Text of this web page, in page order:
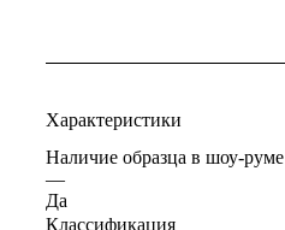
Характеристики
Наличие образца в шоу-руме
—
Да
Классификация